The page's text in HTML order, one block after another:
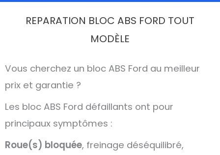
REPARATION BLOC ABS FORD TOUT
MODÈLE
Vous cherchez un bloc ABS Ford au meilleur
prix et garantie ?
Les bloc ABS Ford défaillants ont pour
principaux symptômes :
Roue(s) bloquée, freinage déséquilibré,